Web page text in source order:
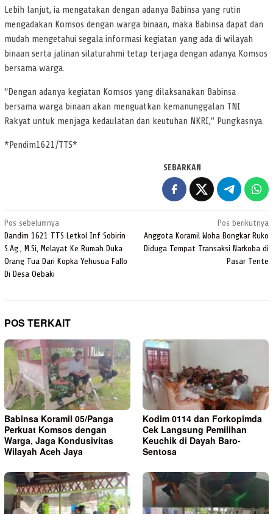
Lebih lanjut, ia mengatakan dengan adanya Babinsa yang rutin
mengadakan Komsos dengan warga binaan, maka Babinsa dapat dan
mudah mengetahui segala informasi kegiatan yang ada di wilayah
binaan serta jalinan silaturahmi tetap terjaga dengan adanya Komsos
bersama warga.
“Dengan adanya kegiatan Komsos yang dilaksanakan Babinsa
bersama warga binaan akan menguatkan kemanunggalan TNI
Rakyat untuk menjaga kedaulatan dan keutuhan NKRI,” Pungkasnya.
*Pendim1621/TTS*
SEBARKAN
Navigasi
pos
Pos sebelumnya
Dandim 1621 TTS Letkol Inf Sobirin
S.Ag., M.Si, Melayat Ke Rumah Duka
Orang Tua Dari Kopka Yehusua Fallo
Di Desa Oebaki
Pos berikutnya
Anggota Koramil Woha Bongkar Ruko
Diduga Tempat Transaksi Narkoba di
Pasar Tente
POS TERKAIT
Babinsa Koramil 05/Panga
Perkuat Komsos dengan
Warga, Jaga Kondusivitas
Wilayah Aceh Jaya
Kodim 0114 dan Forkopimda
Cek Langsung Pemilihan
Keuchik di Dayah Baro-
Sentosa